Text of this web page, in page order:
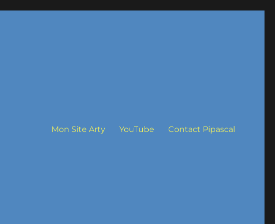
Mon Site Arty YouTube Contact Pipascal